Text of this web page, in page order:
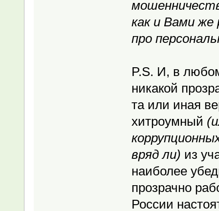
как и Вами же
про
P.S. И, в
никакой
та или иная
хитроумный
вряд ли) из
наиболее
прозрачно
России